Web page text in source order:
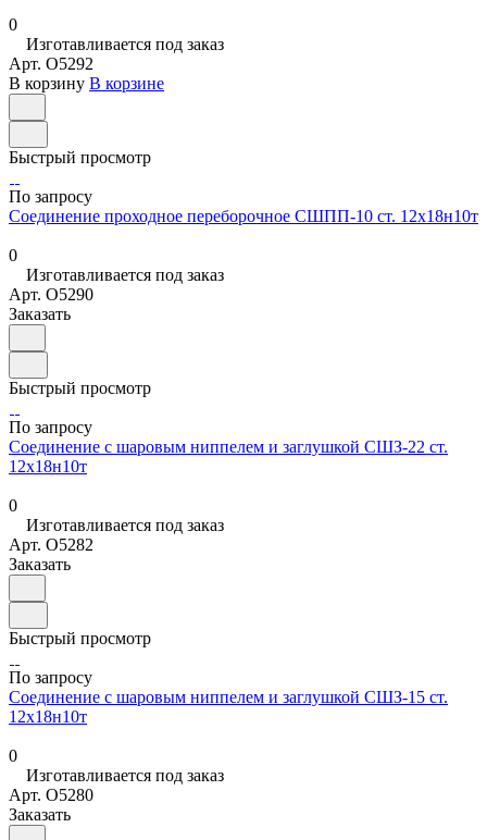
0
Изготавливается под заказ
Арт. O5292
В корзину В корзине
Быстрый просмотр
По запросу
Соединение проходное переборочное СШПП-10 ст. 12х18н10т
0
Изготавливается под заказ
Арт. O5290
Заказать
Быстрый просмотр
По запросу
Соединение с шаровым ниппелем и заглушкой СШЗ-22 ст.
12х18н10т
0
Изготавливается под заказ
Арт. O5282
Заказать
Быстрый просмотр
По запросу
Соединение с шаровым ниппелем и заглушкой СШЗ-15 ст.
12х18н10т
0
Изготавливается под заказ
Арт. O5280
Заказать